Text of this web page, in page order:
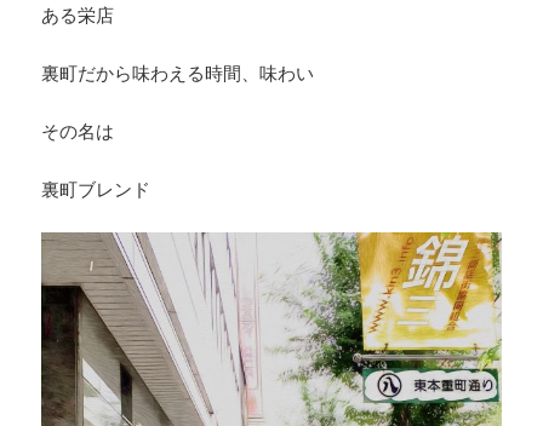
ある栄店
裏町だから味わえる時間、味わい
その名は
裏町ブレンド